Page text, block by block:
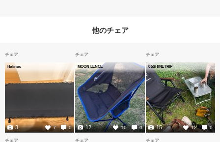
他のチェア
チェア
Helinox
7 0
3
チェア
MOON LENCE
10 0
12
チェア
05SHINETRIP
12 0
15
チェア チェア チェア